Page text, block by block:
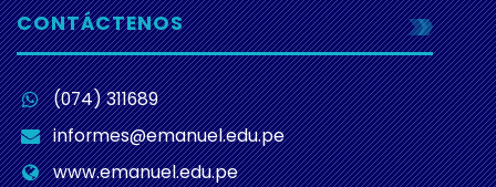
CONTÁCTENOS
(074) 311689
informes@emanuel.edu.pe
www.emanuel.edu.pe